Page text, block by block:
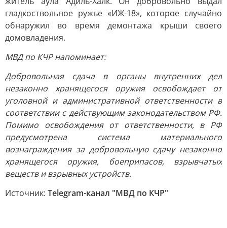
гладкоствольное ружье «ИЖ-18», которое случайно
обнаружил во время демонтажа крыши своего
домовладения.
МВД по КЧР напоминает:
Добровольная сдача в органы внутренних дел
незаконно хранящегося оружия освобождает от
уголовной и административной ответственности в
соответствии с действующим законодательством РФ.
Помимо освобождения от ответственности, в РФ
предусмотрена система материального
вознаграждения за добровольную сдачу незаконно
хранящегося оружия, боеприпасов, взрывчатых
веществ и взрывных устройств.
Источник: Telegram-канал "МВД по КЧР"